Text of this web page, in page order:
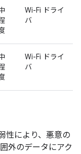
Wi-Fi ドライ
バ
Wi-Fi ドライ
バ
性により、悪意の
外のデータにアク